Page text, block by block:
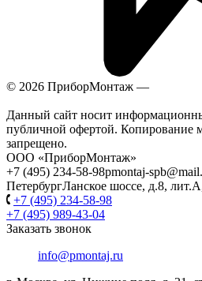
© 2026 ПриборМонтаж —
Данный сайт носит
публичной офертой. Копирование
запрещено.
ООО «ПриборМонтаж»
+7 (495) 234-58-98pmontaj-
ПетербургЛанское шоссе, д.8,
+7 (495) 234-58-98
+7 (495) 989-43-04
Заказать звонок
info@pmontaj.ru